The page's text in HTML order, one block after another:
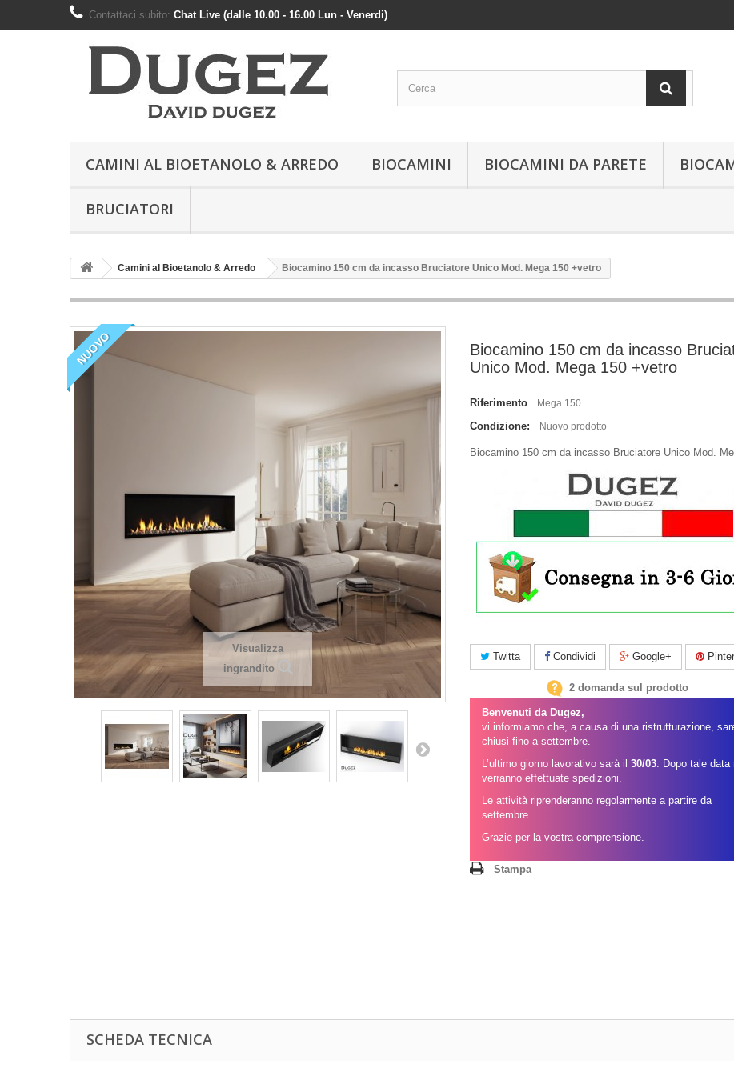
Contattaci subito: Chat Live (dalle 10.00 - 16.00 Lun - Venerdi)
CAMINI AL BIOETANOLO & ARREDO BIOCAMINI BIOCAMINI DA PARETE
BRUCIATORI
Camini al Bioetanolo & Arredo Biocamino 150 cm da incasso Bruciatore Unico Mod. Mega 150 +vetro
NUOVO
Visualizza
ingrandito
Biocamino 150 cm da incasso
Unico Mod. Mega 150 +vetro
Riferimento Mega 150
Condizione: Nuovo prodotto
Biocamino 150 cm da incasso Bruciatore Unico Mod.
Twitta Condividi Google+
2 domanda sul prodotto
Benvenuti da Dugez,
vi informiamo che, a causa di una ristrutturazione,
chiusi fino a settembre.
L’ultimo giorno lavorativo sarà il 30/03. Dopo tale data
verranno effettuate spedizioni.
Le attività riprenderanno regolarmente a partire da
settembre.
Grazie per la vostra comprensione.
Stampa
SCHEDA TECNICA